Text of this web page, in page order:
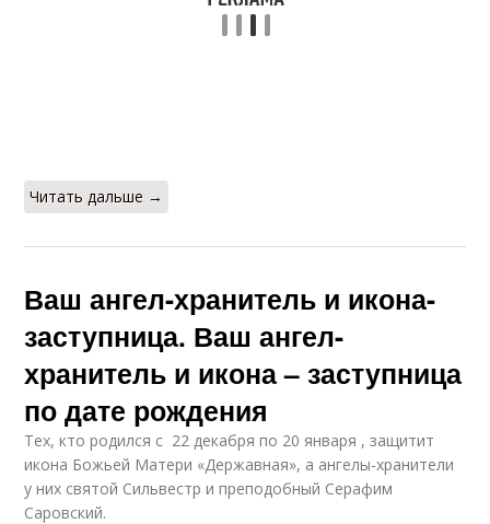
Читать дальше →
Ваш ангел-хранитель и икона-
заступница. Ваш ангел-
хранитель и икона – заступница
по дате рождения
Тех, кто родился с 22 декабря по 20 января , защитит
икона Божьей Матери «Державная», а ангелы-хранители
у них святой Сильвестр и преподобный Серафим
Саровский.